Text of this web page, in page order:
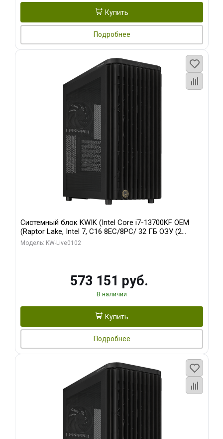
Купить
Подробнее
Системный блок KWIK (Intel Core i7-13700KF OEM
(Raptor Lake, Intel 7, C16 8EC/8PC/ 32 ГБ ОЗУ (2
модуля)/ Afox RTX4090 24GB GDDR6X 384-Bit 3xDP
Модель: KW-Live0102
573 151 руб.
В наличии
Купить
Подробнее